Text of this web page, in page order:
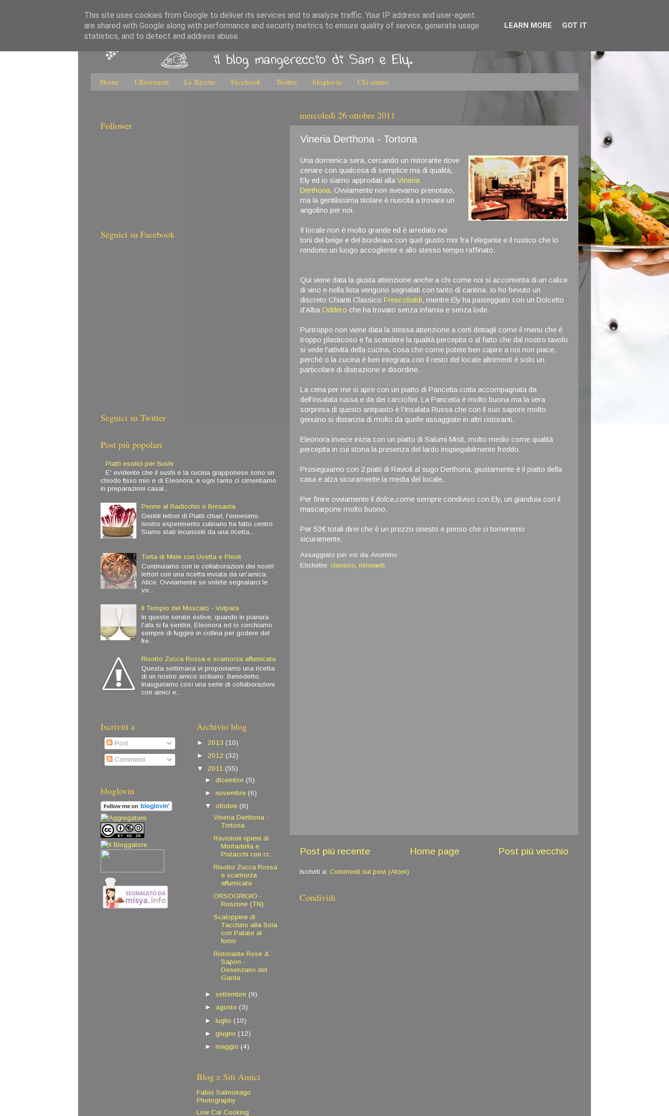
Home I Ristoranti Le Ricette Facebook Twitter bloglovin Chi siamo
mercoledì 26 ottobre 2011
Vineria Derthona - Tortona
Una domenica sera, cercando un ristorante dove
cenare con qualcosa di semplice ma di qualità,
Ely ed io siamo approdati alla Vineria
Derthona. Ovviamente non avevamo prenotato,
ma la gentilissima titolare è riuscita a trovare un
angolino per noi.
Il locale non è molto grande ed è arredato nei
toni del beige e del bordeaux con quel giusto mix fra l'elegante e il rustico che lo
rendono un luogo accogliente e allo stesso tempo raffinato.
Qui viene data la giusta attenzione anche a chi come noi si accontenta di un calice
di vino e nella lista vengono segnalati con tanto di cantina. Io ho bevuto un
discreto Chianti Classico Frescobaldi, mentre Ely ha pasteggiato con un Dolcetto
d'Alba Oddero che ha trovato senza infamia e senza lode.
Purtroppo non viene data la stessa attenzione a certi dettagli come il menu che è
troppo plasticoso e fa scendere la qualità percepita o al fatto che dal nostro tavolo
si vede l'attività della cucina, cosa che come potete ben capire a noi non piace,
perchè o la cucina è ben integrata con il resto del locale altrimenti è solo un
particolare di distrazione e disordine.
La cena per me si apre con un piatto di Pancetta cotta accompagnata da
dell'insalata russa e da dei carciofini. La Pancetta è molto buona ma la vera
sorpresa di questo antipasto è l'Insalata Russa che con il suo sapore molto
genuino si distanzia di molto da quelle assaggiate in altri ristoranti.
Eleonora invece inizia con un piatto di Salumi Misti, molto medio come qualità
percepita in cui stona la presenza del lardo inspiegabilmente freddo.
Proseguiamo con 2 piatti di Ravioli al sugo Derthona, giustamente è il piatto della
casa e alza sicuramente la media del locale.
Per finire ovviamente il dolce,come sempre condiviso con Ely, un gianduia con il
mascarpone molto buono.
Per 53€ totali direi che è un prezzo onesto e penso che ci torneremo
sicuramente.
Assaggiato per voi da: Anonimo
Etichette: classico, ristoranti
Post più recente Post più vecchio
Home page
Iscriviti a: Commenti sul post (Atom)
Condividi
Follower
Seguici su Facebook
Seguici su Twitter
Post più popolari
Piatti esotici per Sushi
E' evidente che il sushi e la cucina giapponese sono un
chiodo fisso mio e di Eleonora, e ogni tanto ci cimentiamo
in preparazioni casal...
Penne al Radicchio e Bresaola
Gentili lettori di Piatti chiari, l'ennesimo
nostro esperimento culinario ha fatto centro.
Siamo stati incuriositi da una ricetta...
Torta di Mele con Uvetta e Pinoli
Continuiamo con le collaborazioni dei nostri
lettori con una ricetta inviata da un'amica:
Alice. Ovviamente se volete segnalarci le
vo...
Il Tempio del Moscato - Volpara
In queste serate estive, quando in pianura
l'afa si fa sentire, Eleonora ed io cerchiamo
sempre di fuggire in collina per godere del
fre...
Risotto Zucca Rossa e scamorza affumicata
Questa settimana vi proponiamo una ricetta
di un nostro amico siciliano: Benedetto.
Inauguriamo così una serie di collaborazioni
con amici e...
Iscriviti a
Post
Commenti
bloglovin
Archivio blog
► 2013 (10)
► 2012 (32)
▼ 2011 (55)
►dicembre(5)
►novembre(6)
▼ottobre(6)
Vineria Derthona -
Tortona
Ravioloni ripieni di
Mortadella e
Pistacchi con cr...
Risotto Zucca Rossa
e scamorza
affumicata
ORSOGRIGIO -
Ronzone (TN)
Scaloppine di
Tacchino alla Soia
con Patate al
forno
Ristorante Rose &
Sapori -
Desenzano del
Garda
►settembre(9)
► agosto(3)
►luglio(10)
►giugno(12)
►maggio(4)
Blog e Siti Amici
Fabio Salmoirago
Photography
Low Cal Cooking
This site uses cookies from Google to deliver its services and to analyze traffic. Your IP address and user-agent
are shared with Google along with performance and security metrics to ensure quality of service, generate usage
statistics, and to detect and address abuse.
LEARN MORE GOT IT